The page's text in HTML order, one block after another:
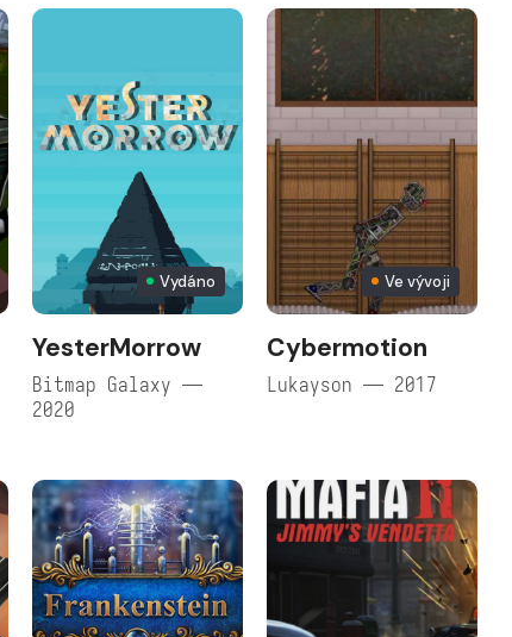
Vydáno
YesterMorrow
Bitmap Galaxy —
2020
Ve vývoji
Cybermotion
Lukayson — 2017